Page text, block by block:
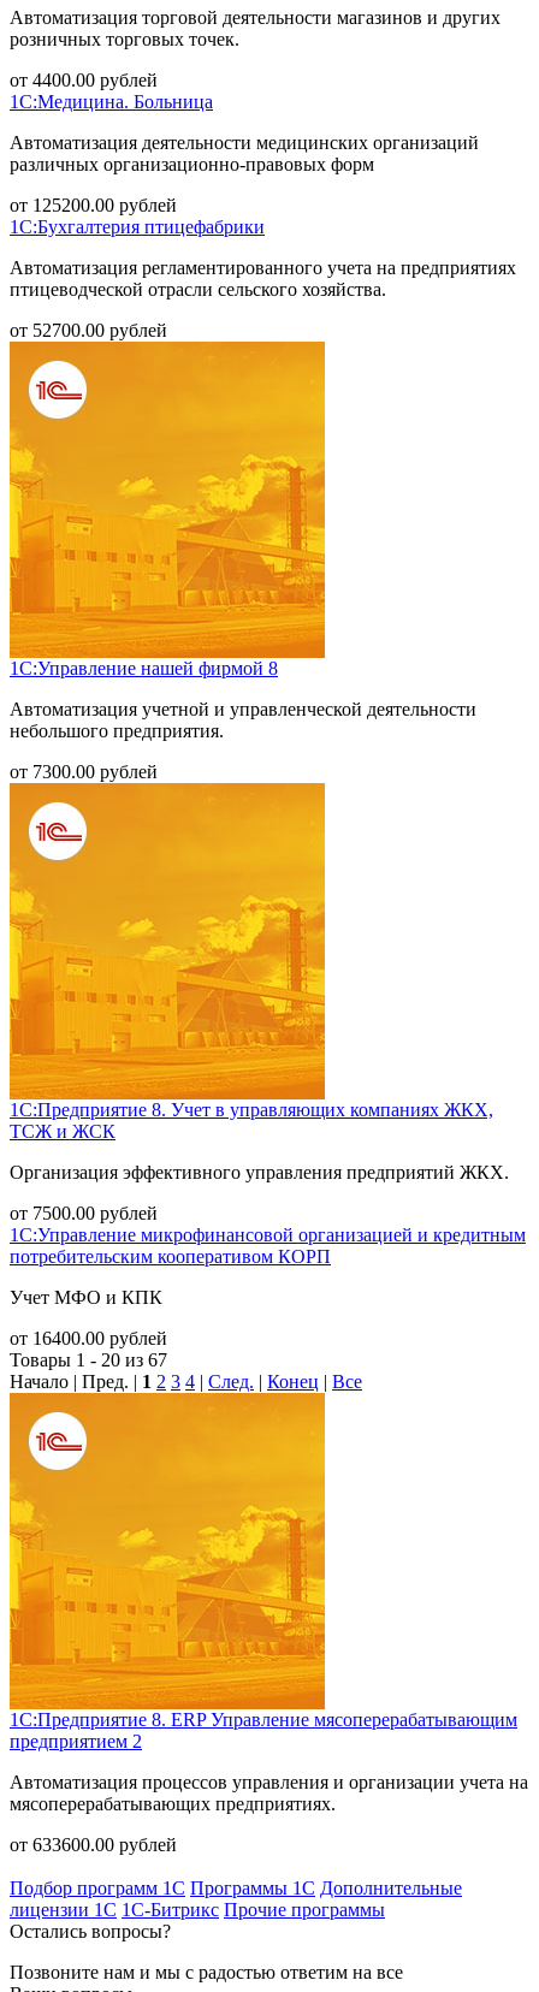
Автоматизация торговой деятельности магазинов и других
розничных торговых точек.
от 4400.00 рублей
1С:Медицина. Больница
Автоматизация деятельности медицинских организаций
различных организационно-правовых форм
от 125200.00 рублей
1С:Бухгалтерия птицефабрики
Автоматизация регламентированного учета на предприятиях
птицеводческой отрасли сельского хозяйства.
от 52700.00 рублей
1С:Управление нашей фирмой 8
Автоматизация учетной и управленческой деятельности
небольшого предприятия.
от 7300.00 рублей
1С:Предприятие 8. Учет в управляющих компаниях ЖКХ,
ТСЖ и ЖСК
Организация эффективного управления предприятий ЖКХ.
от 7500.00 рублей
1С:Управление микрофинансовой организацией и кредитным
потребительским кооперативом КОРП
Учет МФО и КПК
от 16400.00 рублей
Товары 1 - 20 из 67
Начало | Пред. | 1 2 3 4 | След. | Конец | Все
1С:Предприятие 8. ERP Управление мясоперерабатывающим
предприятием 2
Автоматизация процессов управления и организации учета на
мясоперерабатывающих предприятиях.
от 633600.00 рублей
Подбор программ 1С Программы 1С Дополнительные
лицензии 1С 1С-Битрикс Прочие программы
Остались вопросы?
Позвоните нам и мы с радостью ответим на все